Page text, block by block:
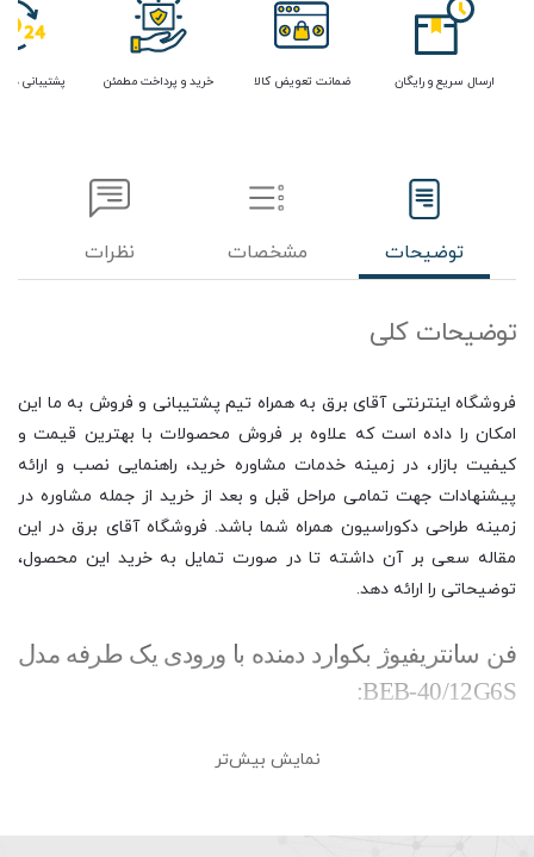
ارسال سریع و رایگان ضمانت تعویض کالا خرید و پرداخت مطمئن پشتیبانی
توضیحات مشخصات نظرات
توضیحات کلی
فروشگاه اینترنتی آقای برق به همراه تیم پشتیبانی و فروش به ما این
امکان را داده است که علاوه بر فروش محصولات با بهترین قیمت و
کیفیت بازار، در زمینه خدمات مشاوره خرید، راهنمایی نصب و ارائه
پیشنهادات جهت تمامی مراحل قبل و بعد از خرید از جمله مشاوره در
زمینه طراحی دکوراسیون همراه شما باشد. فروشگاه آقای برق در این
مقاله سعی بر آن داشته تا در صورت تمایل به خرید این محصول،
توضیحاتی را ارائه دهد.
فن سانتریفیوژ بکوارد دمنده با ورودی یک طرفه مدل
BEB-40/12G6S:
فن سانتریفیوژ یک هواکش گریز از مرکز مکانیکی است که برای گردش
نمایش بیش‌تر